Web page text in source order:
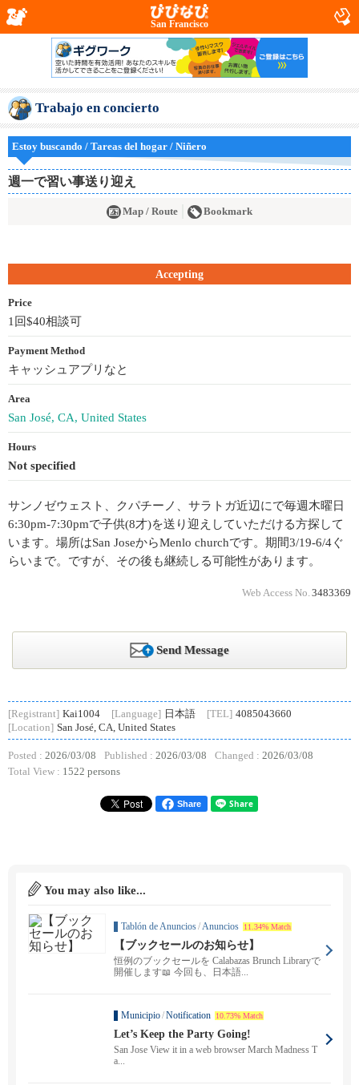
San Francisco
Trabajo en concierto
Estoy buscando / Tareas del hogar / Niñero
週一で習い事送り迎え
Map / Route Bookmark
Accepting
Price
1回$40相談可
Payment Method
キャッシュアプリなと
Area
San José, CA, United States
Hours
Not specified
サンノゼウェスト、クパチーノ、サラトガ近辺にで毎週木曜日
6:30pm-7:30pmで子供(8才)を送り迎えしていただける方探して
います。場所はSan JoseからMenlo churchです。期間3/19-6/4ぐ
らいまで。ですが、その後も継続しる可能性があります。
Web Access No. 3483369
Send Message
[Registrant] Kai1004 [Language] 日本語 [TEL] 4085043660
[Location] San José, CA, United States
Posted : 2026/03/08 Published : 2026/03/08 Changed : 2026/03/08
Total View : 1522 persons
Share
You may also like...
Tablón de Anuncios/Anuncios 11.34% Match
【ブックセールのお知らせ】
恒例のブックセールを Calabazas Brunch Libraryで
開催します📖 今回も、日本語...
Municipio/Notification 10.73% Match
Let’s Keep the Party Going!
San Jose View it in a web browser March Madness T
a...